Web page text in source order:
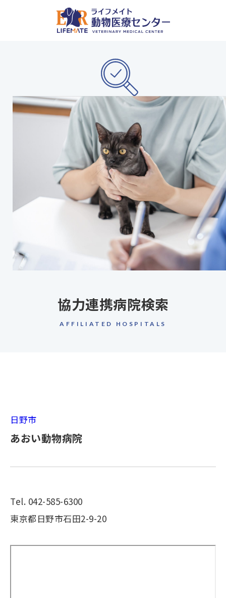
協力連携病院検索
AFFILIATED HOSPITALS
日野市
あおい動物病院
Tel. 042-585-6300
東京都日野市石田2-9-20